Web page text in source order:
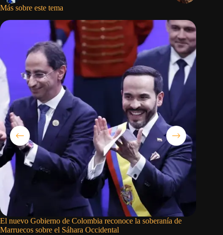
Más sobre este tema
El nuevo Gobierno de Colombia reconoce la soberanía de
Marruecos sobre el Sáhara Occidental